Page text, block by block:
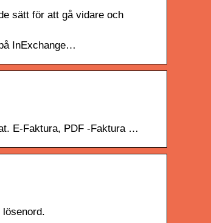
sätt för att gå vidare och
InExchange…
E-Faktura, PDF -Faktura …